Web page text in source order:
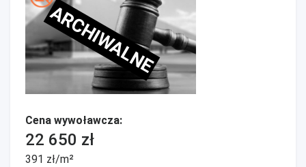
ARCHIWALNE
Cena wywoławcza:
22 650 zł
391 zł/m²